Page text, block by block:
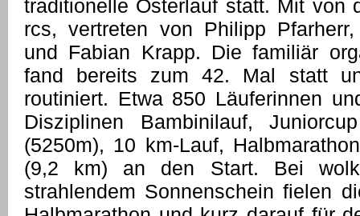
traditionelle Osterlauf statt. Mit von
rcs, vertreten von Philipp
und Fabian Krapp. Die familiär
fand bereits zum 42. Mal statt
routiniert. Etwa 850 Läuferinnen
Disziplinen Bambinilauf,
(5250m), 10 km-Lauf,
(9,2 km) an den Start. Bei
strahlendem Sonnenschein fielen